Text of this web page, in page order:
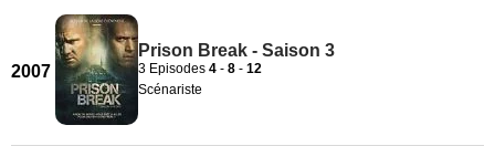
2007
Prison Break - Saison 3
3 Episodes 4 - 8 - 12
Scénariste